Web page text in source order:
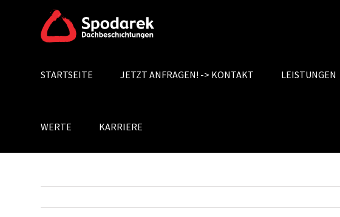
Search
STARTSEITE JETZT ANFRAGEN! -> KONTAKT LEISTUNGEN
WERTE KARRIERE